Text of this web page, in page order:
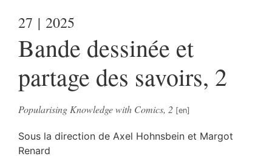
27 | 2025
Bande dessinée et
partage des savoirs, 2
Popularising Knowledge with Comics, 2
Sous la direction de Axel Hohnsbein et Margot
Renard